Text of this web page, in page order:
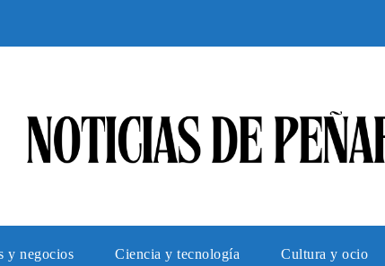
y negocios Ciencia y tecnología Cultura y ocio